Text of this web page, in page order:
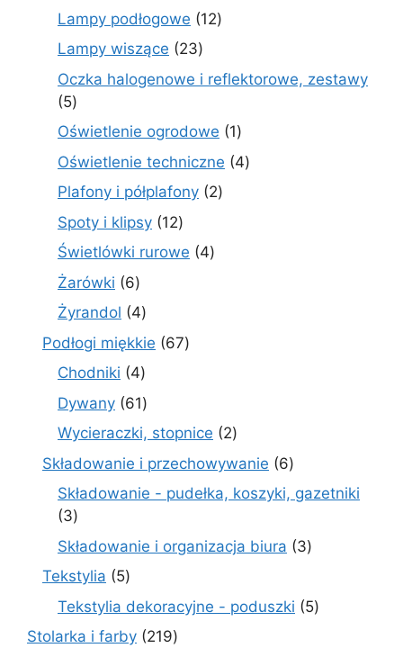
produkty
Lampy podłogowe 1212
Lampy wiszące 2323
produkty
Oczka halogenowe i reflektorowe, zestawy
55
produktów
Oświetlenie ogrodowe 11
produkt
Oświetlenie techniczne 44
Plafony i półplafony 22
Spoty i klipsy 1212
produktów
Świetlówki rurowe 44
Żarówki 66
produktów
Żyrandol 44
produkty
Podłogi miękkie 6767
Chodniki 44
produkty
Dywany 6161
produktów
Wycieraczki, stopnice 22
produkty
Składowanie i przechowywanie 66
produktów
Składowanie - pudełka, koszyki, gazetniki
33
produkty
Składowanie i organizacja biura 33
Tekstylia 55
produktów
Tekstylia dekoracyjne - poduszki 55
Stolarka i farby 219219